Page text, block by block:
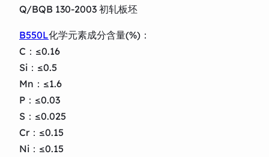
Q/BQB 130-2003 初轧板坯
B550L化学元素成分含量(%)：
C：≤0.16
Si：≤0.5
Mn：≤1.6
P：≤0.03
S：≤0.025
Cr：≤0.15
Ni：≤0.15